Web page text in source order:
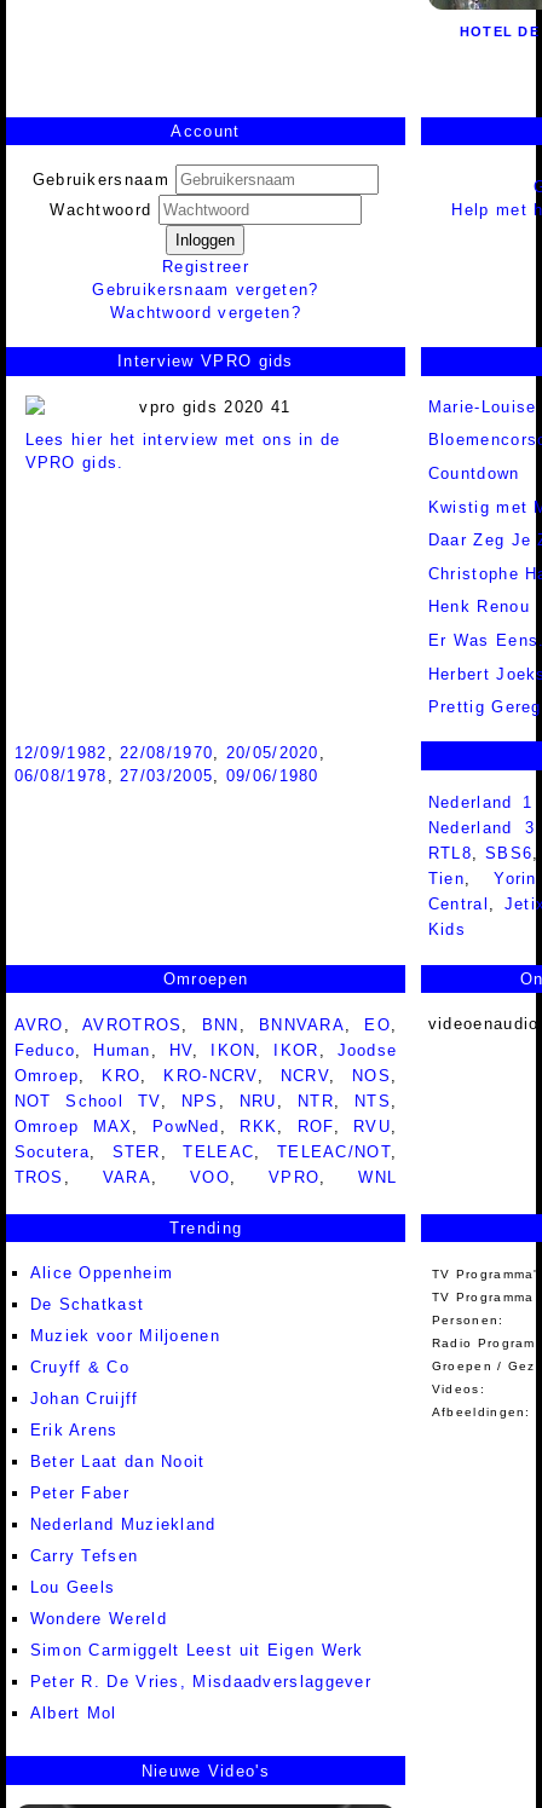
HOTEL
Account
Gebruikersnaam
Wachtwoord
Inloggen
Registreer
Gebruikersnaam vergeten?
Wachtwoord vergeten?
Help met
Interview VPRO gids
Lees hier het interview met ons in de
VPRO gids.
Marie-Louise
Countdown
Kwistig met
Daar Zeg Je
Christophe
Henk Renou
Er Was
Herbert
Prettig
12/09/1982 ,22/08/1970, 20/05/2020 ,
06/08/1978 ,27/03/2005, 09/06/1980
Nederland
Nederland
RTL8 ,SBS6
Tien ,Yorin
Central
Kids
Omroepen
AVRO ,AVROTROS , BNN , BNNVARA, EO,
Feduco, Human , HV, IKON , IKOR , Joodse
Omroep, KRO, KRO-NCRV, NCRV, NOS ,
NOT School TV, NPS , NRU , NTR, NTS ,
Omroep MAX, PowNed , RKK, ROF, RVU,
Socutera, STER ,TELEAC, TELEAC/NOT,
TROS , VARA,VOO,VPRO,WNL
Trending
Alice Oppenheim
De Schatkast
Muziek voor Miljoenen
Cruyff & Co
Johan Cruijff
Erik Arens
Beter Laat dan Nooit
Peter Faber
Nederland Muziekland
Carry Tefsen
Lou Geels
Wondere Wereld
Simon Carmiggelt Leest uit Eigen Werk
Peter R. De Vries, Misdaadverslaggever
Albert Mol
TV
TV Programma
Personen:
Radio
Groepen /
Videos:
Afbeeldingen:
Nieuwe Video's